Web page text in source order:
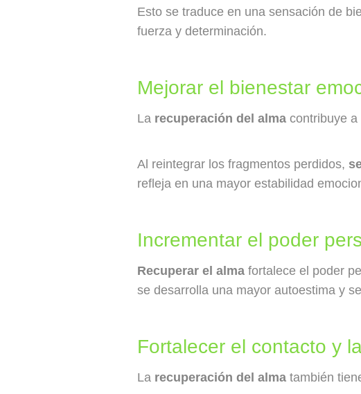
Esto se traduce en una sensación de
fuerza y determinación.
Mejorar el bienestar
La recuperación del alma contribuye
Al reintegrar los fragmentos perdidos,
refleja en una mayor estabilidad
Incrementar el poder
Recuperar el alma fortalece el poder
se desarrolla una mayor autoestima y
Fortalecer el contacto y
La recuperación del alma también